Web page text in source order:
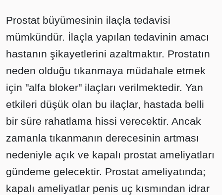
Prostat büyümesinin ilaçla tedavisi
mümkündür. İlaçla yapılan tedavinin amacı
hastanın şikayetlerini azaltmaktır. Prostatın
neden olduğu tıkanmaya müdahale etmek
için "alfa bloker" ilaçları verilmektedir. Yan
etkileri düşük olan bu ilaçlar, hastada belli
bir süre rahatlama hissi verecektir. Ancak
zamanla tıkanmanın derecesinin artması
nedeniyle açık ve kapalı prostat ameliyatları
gündeme gelecektir. Prostat ameliyatında;
kapalı ameliyatlar penis uç kısmından idrar